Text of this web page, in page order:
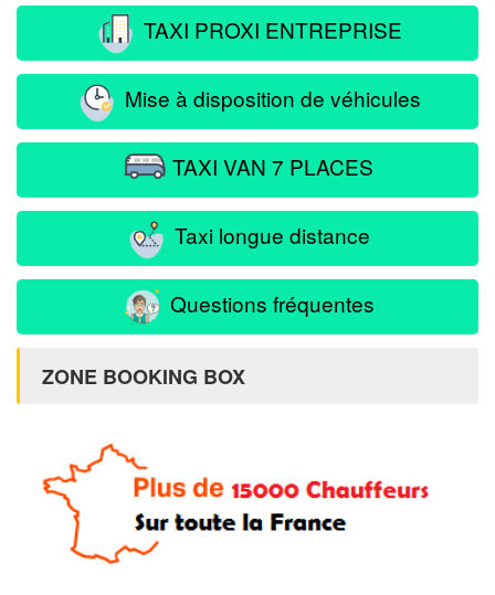
TAXI PROXI ENTREPRISE
Mise à disposition de véhicules
TAXI VAN 7 PLACES
Taxi longue distance
Questions fréquentes
ZONE BOOKING BOX